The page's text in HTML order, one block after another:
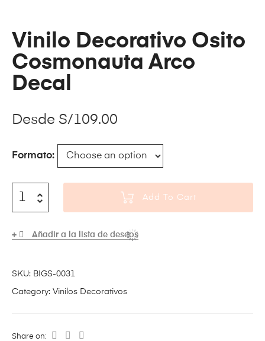
Vinilo Decorativo Osito
Cosmonauta Arco
Decal
Desde S/109.00
Formato
Add To Cart
Añadir a la lista de deseos
SKU: BIGS-0031
Category: Vinilos Decorativos
Share on: